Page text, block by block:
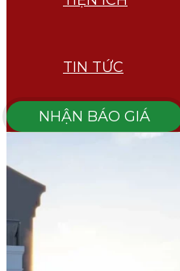
TIN TỨC
NHẬN BÁO GIÁ